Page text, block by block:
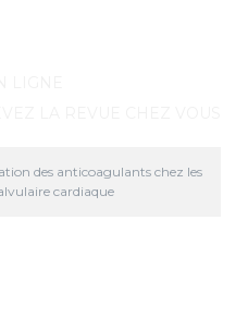
des anticoagulants chez les
cardiaque